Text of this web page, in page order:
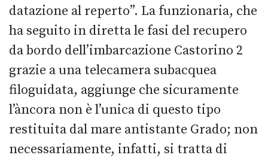
datazione al reperto”. La funzionaria, che
ha seguito in diretta le fasi del recupero
da bordo dell’imbarcazione Castorino 2
grazie a una telecamera subacquea
filoguidata, aggiunge che sicuramente
l’àncora non è l’unica di questo tipo
restituita dal mare antistante Grado; non
necessariamente, infatti, si tratta di